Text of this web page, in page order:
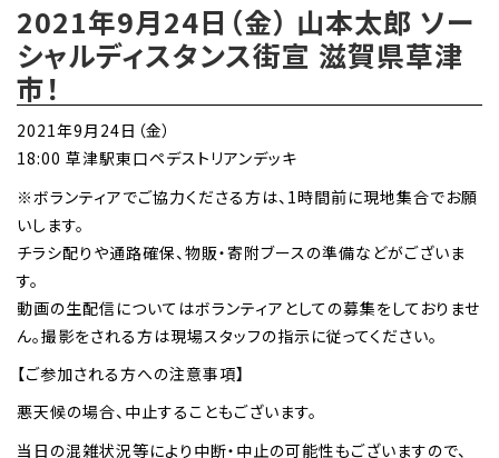
2021年9月24日（金） 山本太郎 ソー
シャルディスタンス街宣 滋賀県草津
市！
2021年9月24日（金）
18:00 草津駅東口ペデストリアンデッキ
※ボランティアでご協力くださる方は、1時間前に現地集合でお願
いします。
チラシ配りや通路確保、物販・寄附ブースの準備などがございま
す。
動画の生配信についてはボランティアとしての募集をしておりませ
ん。撮影をされる方は現場スタッフの指示に従ってください。
【ご参加される方への注意事項】
悪天候の場合、中止することもございます。
当日の混雑状況等により中断・中止の可能性もございますので、